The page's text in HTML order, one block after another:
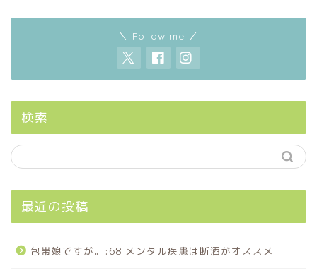
＼ Follow me ／
検索
最近の投稿
包帯娘ですが。:68 メンタル疾患は断酒がオススメ